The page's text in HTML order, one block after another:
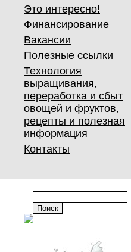
Это интересно!
Финансирование
Вакансии
Полезные ссылки
Технология
выращивания,
переработка и сбыт
овощей и фруктов,
рецепты и полезная
информация
Контакты